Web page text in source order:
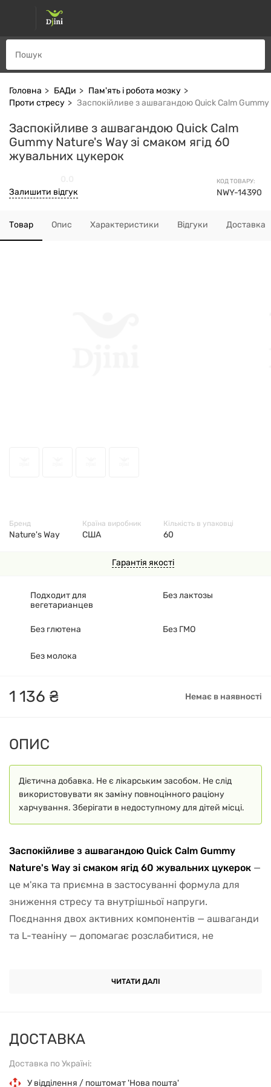
Головна БАДи
Пам'ять і робота мозку
Проти стресу
Заспокійливе з ашвагандою Quick Calm
Заспокійливе з ашвагандою Quick Calm
Gummy Nature's Way зі смаком ягід 60
жувальних цукерок
КОД ТОВАРУ:
NWY-14390
Залишити відгук
Товар Опис Характеристики Відгуки Доставка
Гарантія якості
1 136 ₴ Немає в наявності
Подходит для
вегетарианцев
Без лактозы
Без глютена Без ГМО
Без молока
ДОСТАВКА
Доставка по Україні:
У відділення / поштомат 'Нова пошта'
Бренд
Nature's Way
Країна виробник
США
Кількість в упаковці
60
ОПИС
Дієтична добавка. Не є лікарським засобом. Не слід
використовувати як заміну повноцінного раціону
харчування. Зберігати в недоступному для дітей місці.
Заспокійливе з ашвагандою Quick Calm Gummy
Nature's Way зі смаком ягід 60 жувальних цукерок —
це м'яка та приємна в застосуванні формула для
зниження стресу та внутрішньої напруги.
Поєднання двох активних компонентів — ашваганди
та L-теаніну — допомагає розслабитися, не
Кожна жувальна цукерка містить стандартизований
емоційні та фізичні навантаження. Ашваганда
нормалізує рівень кортизолу, знижує внутрішнє
напруження, допомагає відновитися після
перевантажень і сприяє стійкому відчуттю спокою.
ЧИТАТИ ДАЛІ